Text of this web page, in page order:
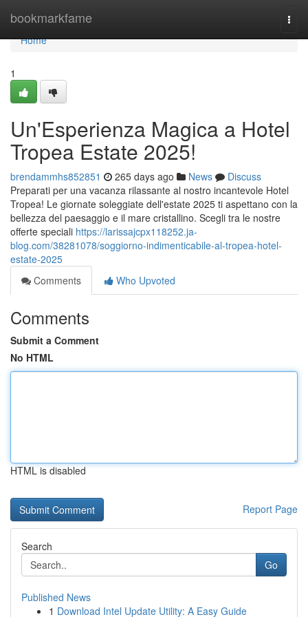
bookmarkfame
Home
Home
1
Un'Esperienza Magica a Hotel
Tropea Estate 2025!
brendammhs852851 265 days ago News
Discuss
Preparati per una vacanza rilassante al nostro incantevole Hotel
Tropea! Le giornate soleggiate dell'estate 2025 ti aspettano con la
bellezza del paesaggio e il mare cristallino. Scegli tra le nostre
offerte speciali https://larissajcpx118252.ja-
blog.com/38281078/soggiorno-indimenticabile-al-tropea-hotel-
estate-2025
Comments
Who Upvoted
Comments
Submit a Comment
No HTML
HTML is disabled
Report Page
Search
Go
Published News
1 Download Intel Update Utility: A Easy Guide